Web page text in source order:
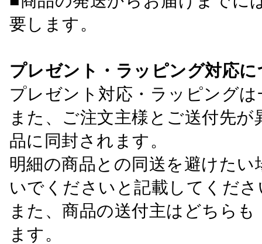
要します。
プレゼント・ラッピング対応
プレゼント対応・ラッピング
また、ご注文主様とご送付先
品に同封されます。
明細の商品との同送を避けた
いでくださいと記載してくださ
また、商品の送付主はどちら
ます。